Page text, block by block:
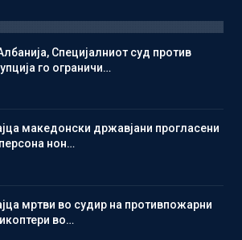
Специјалниот суд против
го ограничи…
македонски државјани прогласени
нон…
мртви во судир на противпожарни
во…